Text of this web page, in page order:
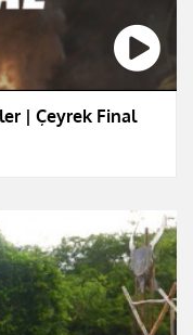
| Çeyrek Final